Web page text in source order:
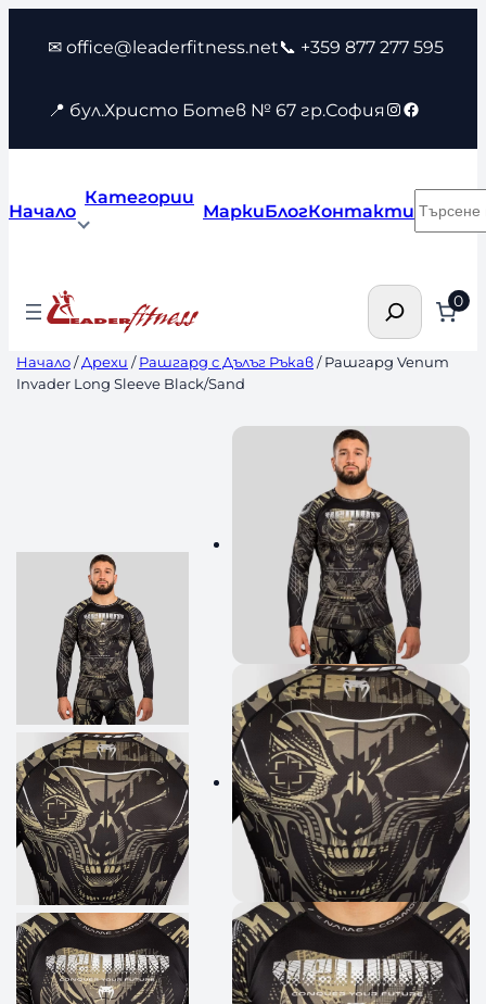
съдържанието
✉ office@leaderfitness.net📞 +359 877 277 595
📍 бул.Христо Ботев № 67 гр.София Instagram
Facebook
Начало
Категории
МаркиБлогКонтакти
Търсене 0
Начало/Дрехи /Рашгард с Дълъг Ръкав/ Рашгард Venum
Invader Long Sleeve Black/Sand